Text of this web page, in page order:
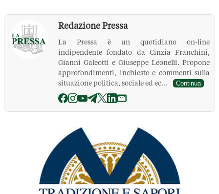
Redazione Pressa
La Pressa è un quotidiano on-line
indipendente fondato da Cinzia Franchini,
Gianni Galeotti e Giuseppe Leonelli. Propone
approfondimenti, inchieste e commenti sulla
situazione politica, sociale ed ec...
Continua